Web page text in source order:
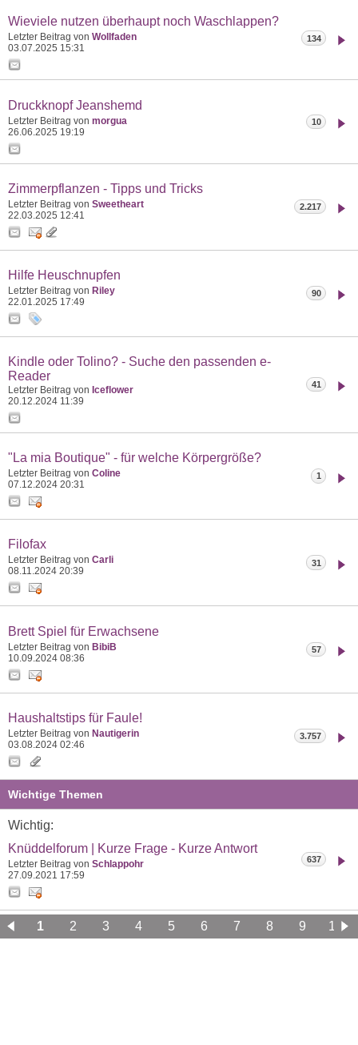
Wieviele nutzen überhaupt noch Waschlappen?
Letzter Beitrag von Wollfaden
03.07.2025 15:31
134
Druckknopf Jeanshemd
Letzter Beitrag von morgua
26.06.2025 19:19
10
Zimmerpflanzen - Tipps und Tricks
Letzter Beitrag von Sweetheart
22.03.2025 12:41
2.217
Hilfe Heuschnupfen
Letzter Beitrag von Riley
22.01.2025 17:49
90
Kindle oder Tolino? - Suche den passenden e-
Reader
Letzter Beitrag von Iceflower
20.12.2024 11:39
41
"La mia Boutique" - für welche Körpergröße?
Letzter Beitrag von Coline
07.12.2024 20:31
1
Filofax
Letzter Beitrag von Carli
08.11.2024 20:39
31
Brett Spiel für Erwachsene
Letzter Beitrag von BibiB
10.09.2024 08:36
57
Haushaltstips für Faule!
Letzter Beitrag von Nautigerin
03.08.2024 02:46
3.757
Wichtige Themen
Wichtig:
Knüddelforum | Kurze Frage - Kurze Antwort
Letzter Beitrag von Schlappohr
27.09.2021 17:59
637
1 2 3 4 5 6 7 8 9
10